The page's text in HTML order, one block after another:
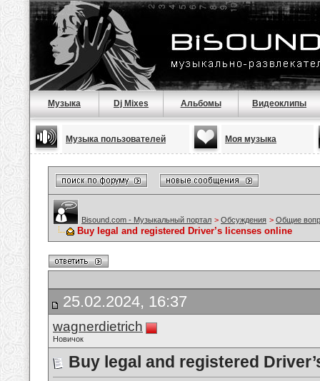
Музыка Dj Mixes Альбомы Видеоклипы
Музыка пользователей Моя музыка
Bisound.com - Музыкальный портал > Обсуждения > Общие
Buy legal and registered Driver’s licenses online
25.02.2024, 16:37
wagnerdietrich
Новичок
Buy legal and registered